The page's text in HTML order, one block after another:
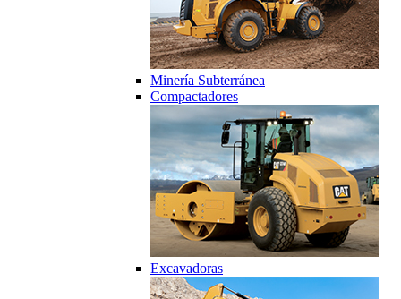
Minería Subterránea
Compactadores
Excavadoras